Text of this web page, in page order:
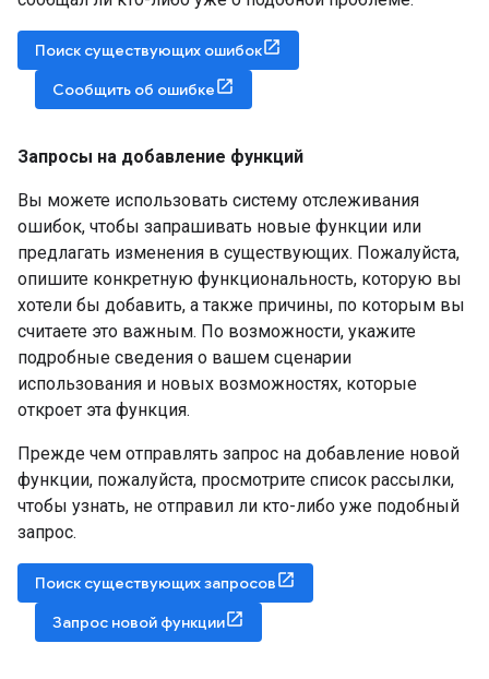
Поиск существующих ошибок
Сообщить об ошибке
Запросы на добавление функций
Вы можете использовать систему отслеживания
ошибок, чтобы запрашивать новые функции или
предлагать изменения в существующих. Пожалуйста,
опишите конкретную функциональность, которую вы
хотели бы добавить, а также причины, по которым вы
считаете это важным. По возможности, укажите
подробные сведения о вашем сценарии
использования и новых возможностях, которые
откроет эта функция.
Прежде чем отправлять запрос на добавление новой
функции, пожалуйста, просмотрите список рассылки,
чтобы узнать, не отправил ли кто-либо уже подобный
запрос.
Поиск существующих запросов
Запрос новой функции